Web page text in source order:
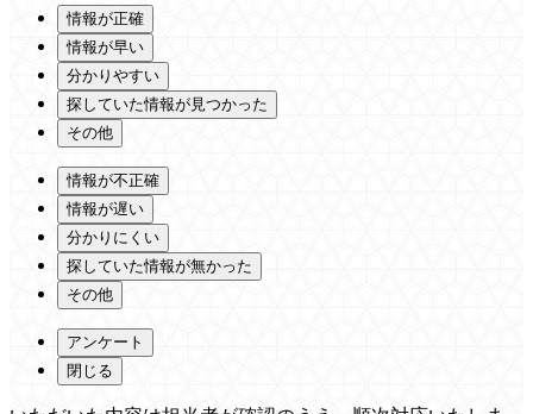
情報が正確
情報が早い
分かりやすい
探していた情報が見つかった
その他
情報が不正確
情報が遅い
分かりにくい
探していた情報が無かった
その他
アンケート
閉じる